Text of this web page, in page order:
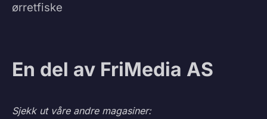
ørretfiske
En del av FriMedia AS
Sjekk ut våre andre magasiner: